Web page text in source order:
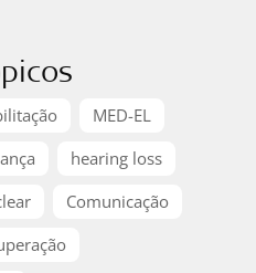
MED-EL
hearing loss
Comunicação